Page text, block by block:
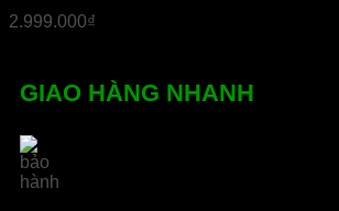
2.999.000₫
GIAO HÀNG NHANH